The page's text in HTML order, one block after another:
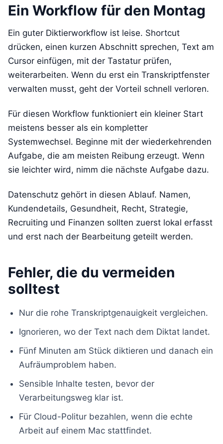
Ein Workflow für den Montag
Ein guter Diktierworkflow ist leise. Shortcut
drücken, einen kurzen Abschnitt sprechen, Text am
Cursor einfügen, mit der Tastatur prüfen,
weiterarbeiten. Wenn du erst ein Transkriptfenster
verwalten musst, geht der Vorteil schnell verloren.
Für diesen Workflow funktioniert ein kleiner Start
meistens besser als ein kompletter
Systemwechsel. Beginne mit der wiederkehrenden
Aufgabe, die am meisten Reibung erzeugt. Wenn
sie leichter wird, nimm die nächste Aufgabe dazu.
Datenschutz gehört in diesen Ablauf. Namen,
Kundendetails, Gesundheit, Recht, Strategie,
Recruiting und Finanzen sollten zuerst lokal erfasst
und erst nach der Bearbeitung geteilt werden.
Fehler, die du vermeiden
solltest
Nur die rohe Transkriptgenauigkeit vergleichen.
Ignorieren, wo der Text nach dem Diktat landet.
Fünf Minuten am Stück diktieren und danach ein
Aufräumproblem haben.
Sensible Inhalte testen, bevor der
Verarbeitungsweg klar ist.
Für Cloud-Politur bezahlen, wenn die echte
Arbeit auf einem Mac stattfindet.